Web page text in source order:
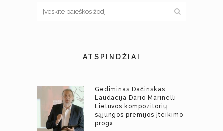
ATSPINDŽIAI
Gediminas Dačinskas.
Laudacija Dario Marinelli
Lietuvos kompozitorių
sąjungos premijos įteikimo
proga